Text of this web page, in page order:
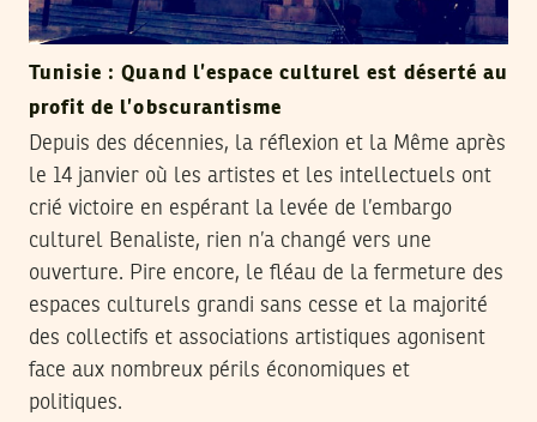
Tunisie : Quand l’espace culturel est déserté au
profit de l’obscurantisme
Depuis des décennies, la réflexion et la Même après
le 14 janvier où les artistes et les intellectuels ont
crié victoire en espérant la levée de l’embargo
culturel Benaliste, rien n’a changé vers une
ouverture. Pire encore, le fléau de la fermeture des
espaces culturels grandi sans cesse et la majorité
des collectifs et associations artistiques agonisent
face aux nombreux périls économiques et
politiques.